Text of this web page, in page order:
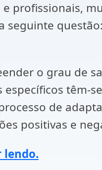
profissionais,
o grau de
específicos
de
positivas e
lendo.